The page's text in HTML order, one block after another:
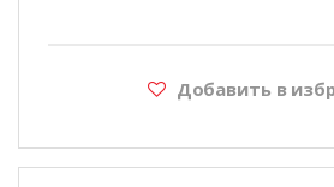
Добавить в